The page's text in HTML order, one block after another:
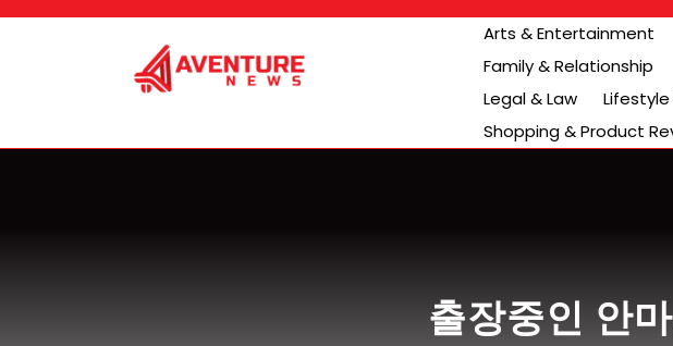
Arts & Entertainment
Family & Relationship
Legal & Law
Lifestyle
Shopping & Product
출장중인 안